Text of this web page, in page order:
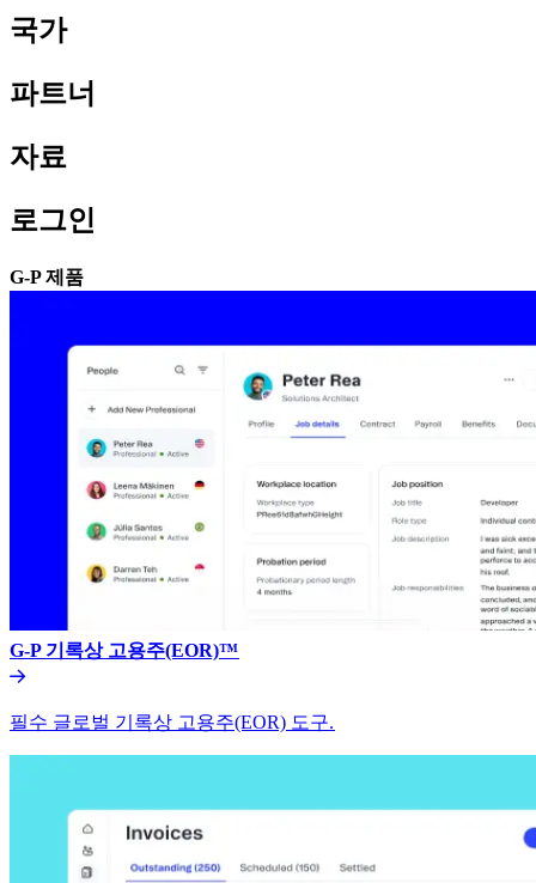
국가​​
파트너​​
자료​​
로그인​​
G-P 제품​​
G-P 기록상 고용주(EOR)™​​
필수 글로벌 기록상 고용주(EOR) 도구.​​